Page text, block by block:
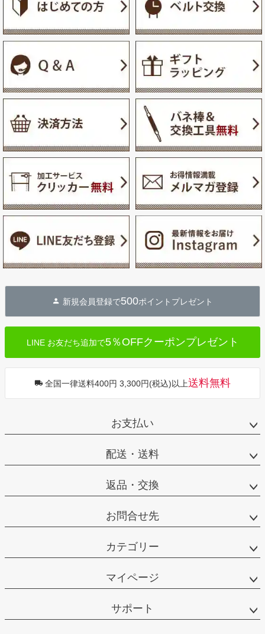
新規会員登録で500ポイントプレゼント
LINE お友だち追加で5％OFFクーポンプレゼント
全国一律送料400円 3,300円(税込)以上送料無料
お支払い
配送・送料
返品・交換
お問合せ先
カテゴリー
マイページ
サポート